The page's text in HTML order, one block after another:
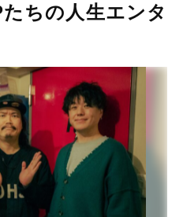
たちの人生エンタ